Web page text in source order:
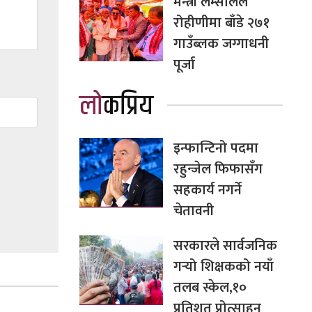
रोहीणीमा बाँडे २७१
गाउँब्लक जग्गाधनी
पूर्जा
लोकप्रिय
इन्फान्टिनो पदमा
रहुन्जेल फिफासँग
सहकार्य नगर्ने
चेतावनी
सरकारले सार्वजनिक
गर्‍यो शिक्षकको नयाँ
तलब स्केल,१०